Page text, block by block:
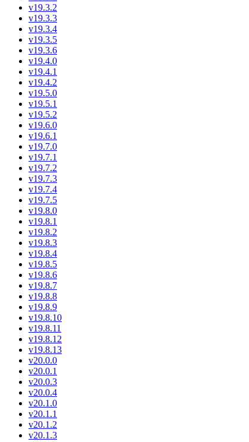
v19.3.2
v19.3.3
v19.3.4
v19.3.5
v19.3.6
v19.4.0
v19.4.1
v19.4.2
v19.5.0
v19.5.1
v19.5.2
v19.6.0
v19.6.1
v19.7.0
v19.7.1
v19.7.2
v19.7.3
v19.7.4
v19.7.5
v19.8.0
v19.8.1
v19.8.2
v19.8.3
v19.8.4
v19.8.5
v19.8.6
v19.8.7
v19.8.8
v19.8.9
v19.8.10
v19.8.11
v19.8.12
v19.8.13
v20.0.0
v20.0.1
v20.0.3
v20.0.4
v20.1.0
v20.1.1
v20.1.2
v20.1.3